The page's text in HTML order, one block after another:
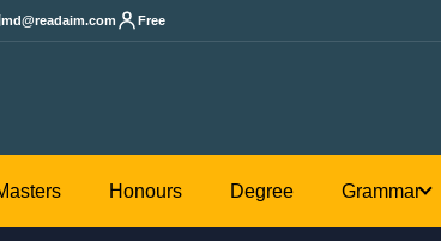
md@readaim.com Free